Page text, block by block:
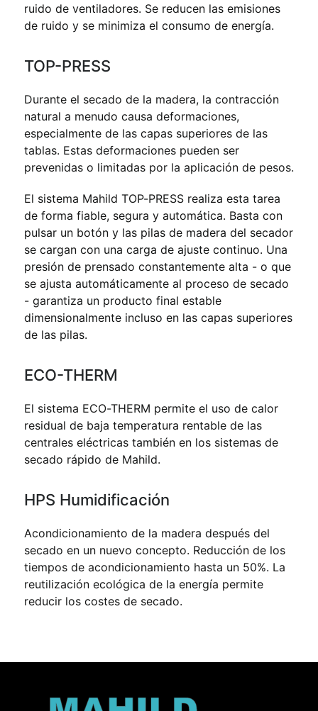
ruido de ventiladores. Se reducen las emisiones
de ruido y se minimiza el consumo de energía.
TOP-PRESS
Durante el secado de la madera, la contracción
natural a menudo causa deformaciones,
especialmente de las capas superiores de las
tablas. Estas deformaciones pueden ser
prevenidas o limitadas por la aplicación de pesos.
El sistema Mahild TOP-PRESS realiza esta tarea
de forma fiable, segura y automática. Basta con
pulsar un botón y las pilas de madera del secador
se cargan con una carga de ajuste continuo. Una
presión de prensado constantemente alta - o que
se ajusta automáticamente al proceso de secado
- garantiza un producto final estable
dimensionalmente incluso en las capas superiores
de las pilas.
ECO-THERM
El sistema ECO-THERM permite el uso de calor
residual de baja temperatura rentable de las
centrales eléctricas también en los sistemas de
secado rápido de Mahild.
HPS Humidificación
Acondicionamiento de la madera después del
secado en un nuevo concepto. Reducción de los
tiempos de acondicionamiento hasta un 50%. La
reutilización ecológica de la energía permite
reducir los costes de secado.